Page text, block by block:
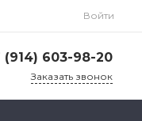
Войти
(914) 603-98-20
Заказать звонок